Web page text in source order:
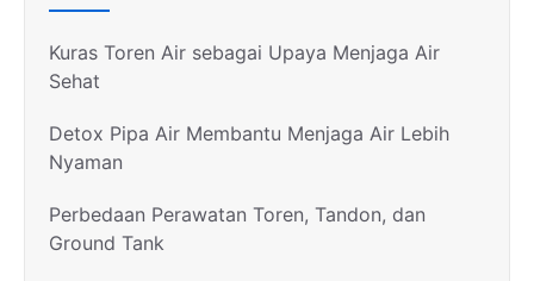
Kuras Toren Air sebagai Upaya Menjaga Air
Sehat
Detox Pipa Air Membantu Menjaga Air Lebih
Nyaman
Perbedaan Perawatan Toren, Tandon, dan
Ground Tank